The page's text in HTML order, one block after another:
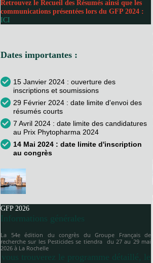
Retrouvez le Recueil des Résumés ainsi que les
communications présentées lors du GFP 2024 :
ICI
Dates importantes :
15 Janvier 2024 : ouverture des
inscriptions et soumissions
29 Février 2024 : date limite d'envoi des
résumés courts
7 Avril 2024 : date limite des candidatures
au Prix Phytopharma 2024
14 Mai 2024 : date limite d'inscription
au congrès
GFP 2026
Informations générales
La 54e édition du congrès du Groupe Français de
recherche sur les Pesticides se tiendra du 27 au 29 mai
2026 à La Rochelle
vous trouverez le programme détaillé, le